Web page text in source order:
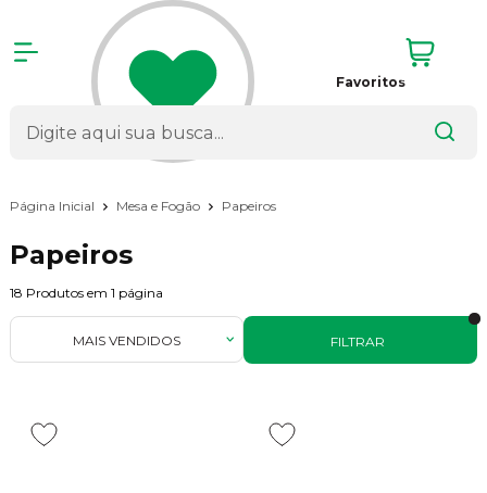
Favoritos
Página Inicial Mesa e Fogão Papeiros
Papeiros
18 Produtos em 1 página
FILTRAR
MAIS VENDIDOS